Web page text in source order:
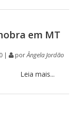
em MT
| porÂngela Jordão
Leia mais...